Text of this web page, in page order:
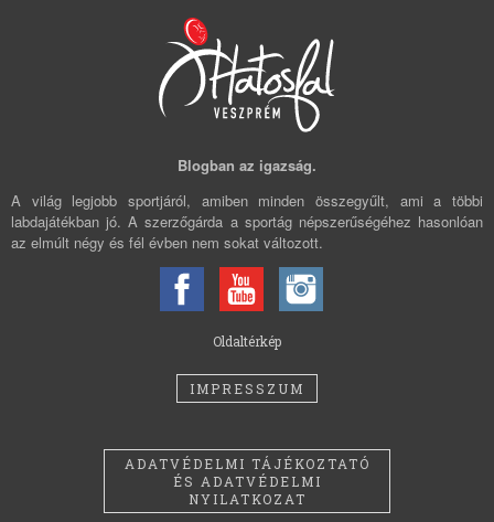
Blogban az igazság.
A világ legjobb sportjáról, amiben minden összegyűlt, ami a többi
labdajátékban jó. A szerzőgárda a sportág népszerűségéhez hasonlóan
az elmúlt négy és fél évben nem sokat változott.
Oldaltérkép
IMPRESSZUM
ADATVÉDELMI TÁJÉKOZTATÓ
ÉS ADATVÉDELMI
NYILATKOZAT